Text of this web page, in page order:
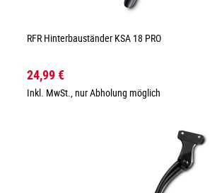
RFR Hinterbauständer KSA 18 PRO
24,99 €
Inkl. MwSt., nur Abholung möglich